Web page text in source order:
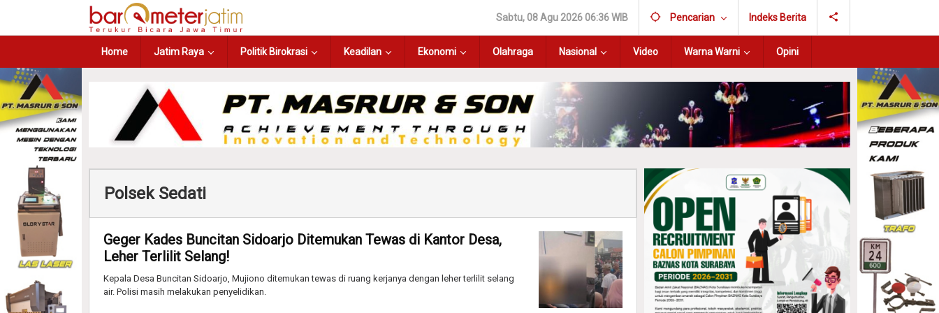
Sabtu, 08 Agu 2026 06:36 WIB Pencarian Indeks Berita
Home Jatim Raya Politik Birokrasi Keadilan Ekonomi Olahraga Nasional Video Warna Warni Opini
Polsek Sedati
Geger Kades Buncitan Sidoarjo Ditemukan Tewas di Kantor Desa,
Leher Terlilit Selang!
Kepala Desa Buncitan Sidoarjo, Mujiono ditemukan tewas di ruang kerjanya dengan leher terlilit selang
air. Polisi masih melakukan penyelidikan.